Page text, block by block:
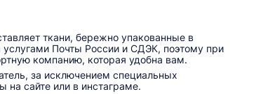
ткани, бережно упакованные в
Почты России и СДЭК, поэтому при
компанию, которая удобна вам.
за исключением специальных
на сайте или в инстаграме.